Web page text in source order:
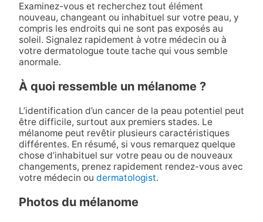
Examinez-vous et recherchez tout élément
nouveau, changeant ou inhabituel sur votre peau, y
compris les endroits qui ne sont pas exposés au
soleil. Signalez rapidement à votre médecin ou à
votre dermatologue toute tache qui vous semble
anormale.
À quoi ressemble un mélanome ?
L’identification d’un cancer de la peau potentiel peut
être difficile, surtout aux premiers stades. Le
mélanome peut revêtir plusieurs caractéristiques
différentes. En résumé, si vous remarquez quelque
chose d’inhabituel sur votre peau ou de nouveaux
changements, prenez rapidement rendez-vous avec
votre médecin ou dermatologist.
Photos du mélanome